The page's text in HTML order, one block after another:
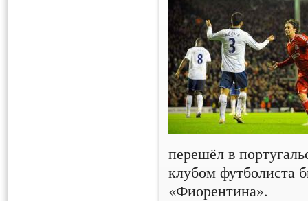
перешёл в
клубом футболиста
«Фиорентина».